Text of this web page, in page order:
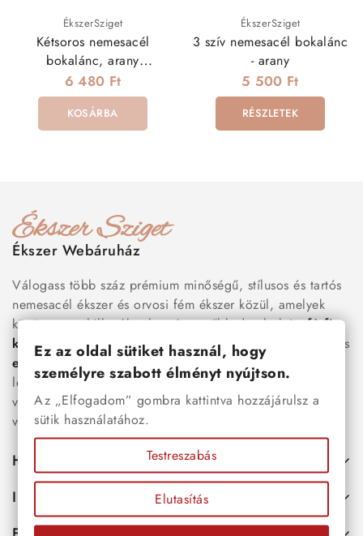
ÉkszerSziget
Kétsoros nemesacél
bokalánc, arany
bevonattal, színes
gyöngyökkel
6 480 Ft
KOSÁRBA
ÉkszerSziget
3 szív nemesacél bokalánc
- arany
5 500 Ft
RÉSZLETEK
Ékszer Webáruház
Válogass több száz prémium minőségű, stílusos és tartós
nemesacél ékszer és orvosi fém ékszer közül, amelyek
között megtalálhatók a legnépszerűbb darabok is:férfi
karkötők
, női nyakláncok , karikagyűrűk
és
esküvői kiegészítőkegyaránt. Webáruházunkban a
legújabb trendeket követő, mégis időtálló ékszerek közül
választhatsz – legyen szó ajándékról, mindennapi
viseletről vagy különleges alkalmakról.
Hasznos
Információk
Ez az oldal sütiket használ, hogy
személyre szabott élményt nyújtson.
Az „Elfogadom” gombra kattintva hozzájárulsz a
sütik használatához.
Testreszabás
Elutasítás